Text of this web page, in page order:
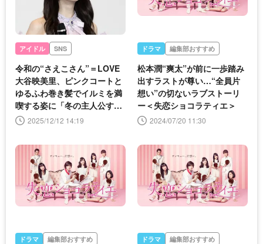
アイドル SNS
令和の“さえこさん”＝LOVE
大谷映美里、ピンクコートと
ゆるふわ巻き髪でイルミを満
喫する姿に「冬の主人公すぎ
る」の声
2025/12/12 14:19
ドラマ 編集部おすすめ
松本潤“爽太”が前に一歩踏み
出すラストが尊い…“全員片
想い”の切ないラブストーリ
ー＜失恋ショコラティエ＞
2024/07/20 11:30
ドラマ 編集部おすすめ ドラマ 編集部おすすめ